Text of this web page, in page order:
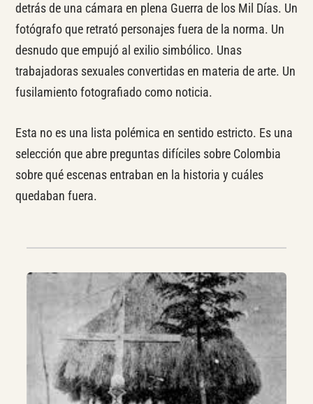
detrás de una cámara en plena Guerra de los Mil Días. Un
fotógrafo que retrató personajes fuera de la norma. Un
desnudo que empujó al exilio simbólico. Unas
trabajadoras sexuales convertidas en materia de arte. Un
fusilamiento fotografiado como noticia.
Esta no es una lista polémica en sentido estricto. Es una
selección que abre preguntas difíciles sobre Colombia
sobre qué escenas entraban en la historia y cuáles
quedaban fuera.